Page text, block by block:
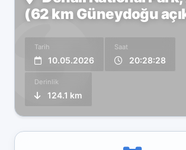
(62 km Güneydoğu
Tarih
10.05.2026
Saat
20:28:28
Derinlik
124.1 km